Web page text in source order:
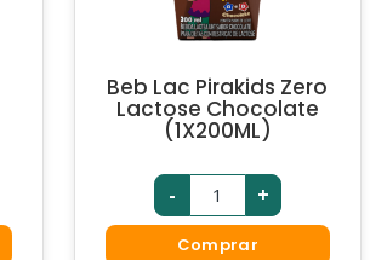
Beb Lac Pirakids Zero
Lactose Chocolate
(1X200ML)
- +
Comprar